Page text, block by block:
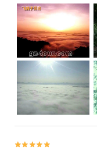

